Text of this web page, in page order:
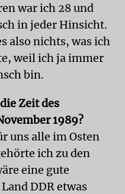
war ich 28 und
in jeder Hinsicht.
also nichts, was ich
weil ich ja immer
bin.
Zeit des
1989?
uns alle im Osten
ich zu den
eine gute
DDR etwas